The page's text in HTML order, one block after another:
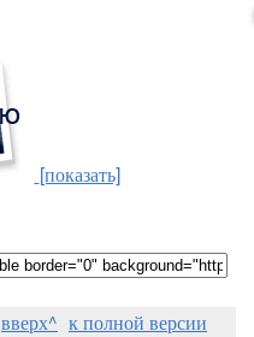
[показать]
вверх^ к полной версии